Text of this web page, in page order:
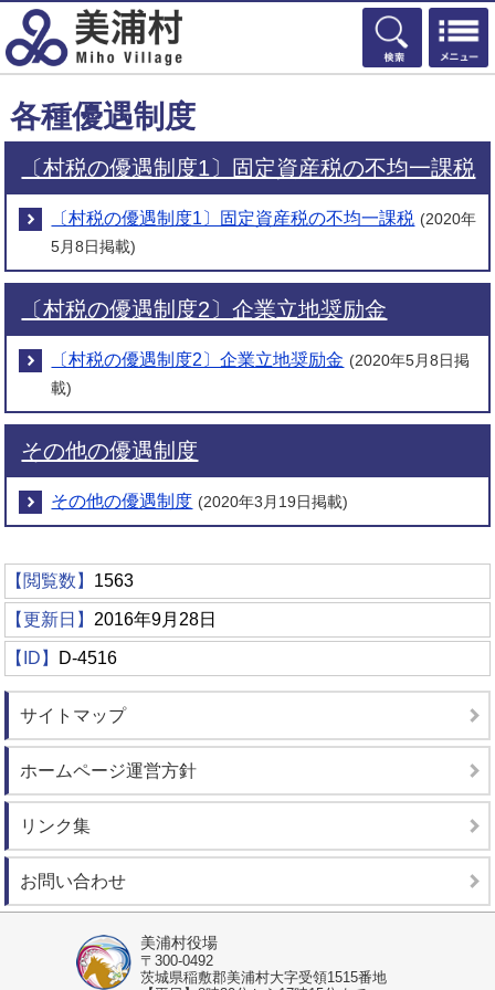
検索
各種優遇制度
〔村税の優遇制度1〕固定資産税の不均一課税
〔村税の優遇制度1〕固定資産税の不均一課税 (2020年
5月8日掲載)
〔村税の優遇制度2〕企業立地奨励金
〔村税の優遇制度2〕企業立地奨励金 (2020年5月8日掲
載)
その他の優遇制度
その他の優遇制度 (2020年3月19日掲載)
【閲覧数】 1563
【更新日】 2016年9月28日
【ID】 D-4516
サイトマップ
ホームページ運営方針
リンク集
お問い合わせ
美浦村役場
〒300-0492
茨城県稲敷郡美浦村大字受領1515番地